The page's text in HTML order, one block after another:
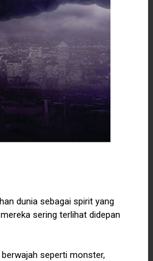
dunia sebagai spirit yang
sering terlihat didepan
seperti monster,